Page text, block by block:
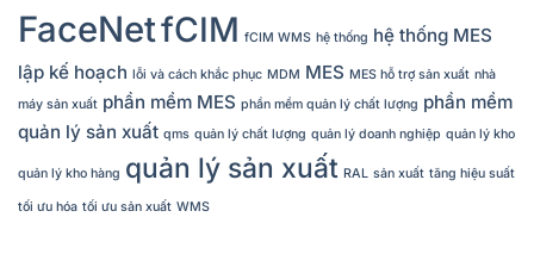
FaceNetfCIM fCIM WMS hệ thống hệ thống MES
lập kế hoạch lỗi và cách khắc phục MDM MES MES hỗ trợ sản xuất nhà
máy sản xuất phần mềm MES phần mềm quản lý chất lượng phần mềm
quản lý sản xuất qms quản lý chất lượng quản lý doanh nghiệp quản lý kho
quản lý kho hàng quản lý sản xuất RAL sản xuất tăng hiệu suất
tối ưu hóa tối ưu sản xuất WMS